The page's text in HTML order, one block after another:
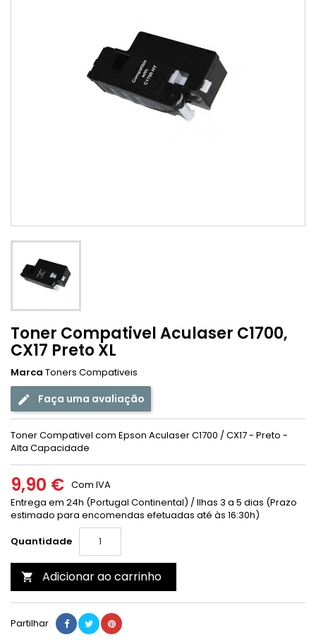
Toner Compativel Aculaser C1700,
CX17 Preto XL
Marca Toners Compativeis
Faça uma avaliação
Toner Compativel com Epson Aculaser C1700 / CX17 - Preto -
Alta Capacidade
9,90 € Com IVA
Entrega em 24h (Portugal Continental) / Ilhas 3 a 5 dias (Prazo
estimado para encomendas efetuadas até às 16:30h)
Quantidade
 Adicionar ao carrinho
Partilhar